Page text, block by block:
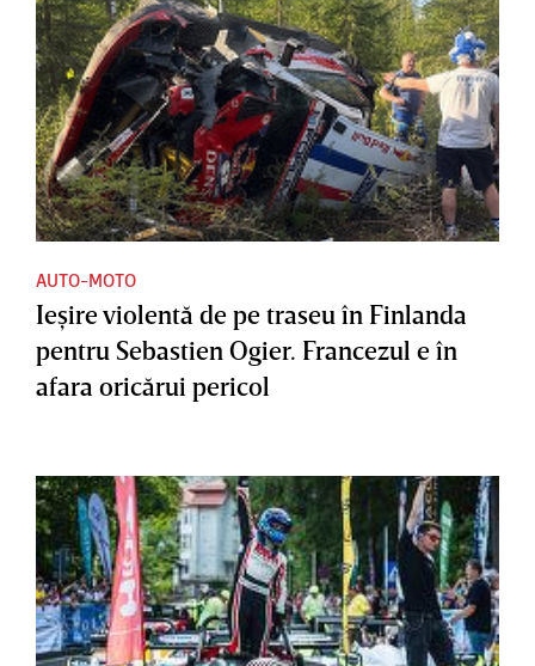
AUTO-MOTO
Ieşire violentă de pe traseu în Finlanda
pentru Sebastien Ogier. Francezul e în
afara oricărui pericol